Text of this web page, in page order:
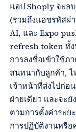
แอป Shoply จะล
(รวมถึงแฮชรหัสผ่
AI, และ Expo
refresh token ทั้
การลงชื่อเข้าใช้ภ
สนทนากับลูกค้า,
เจ้าหน้าที่ส่งไปก่อ
ฝ่ายเดียว และจะ
ตามการตั้งค่าระย
การปฏิบัติงานหรือ